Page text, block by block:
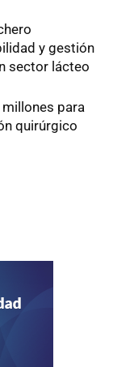
y gestión
sector lácteo
para
quirúrgico